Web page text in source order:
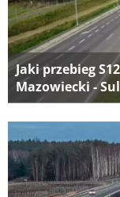
Jaki przebieg
Mazowiecki -